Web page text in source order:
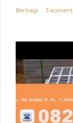
Berbagi 3